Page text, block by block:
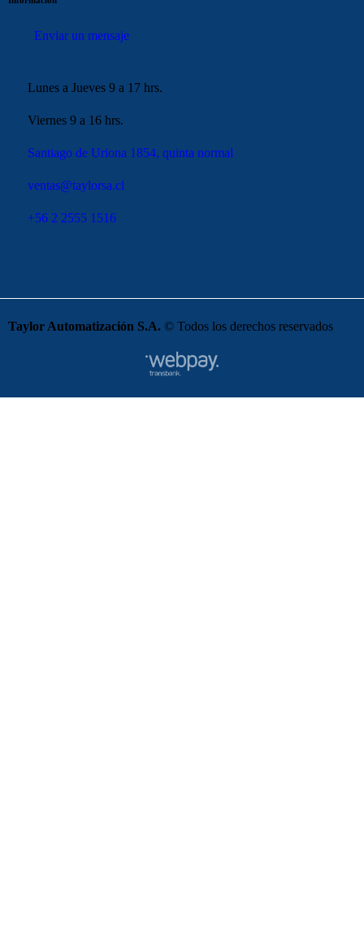
Enviar un mensaje
Lunes a Jueves 9 a 17 hrs.
Viernes 9 a 16 hrs.
Santiago de Uriona 1854, quinta normal
ventas@taylorsa.cl
+56 2 2555 1516
Taylor Automatización S.A. © Todos los derechos reservados